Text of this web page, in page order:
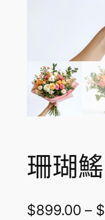
珊瑚鰩
$899.00 – $